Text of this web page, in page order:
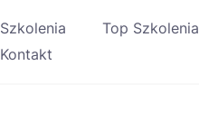
Szkolenia Top Szkolenia
Kontakt